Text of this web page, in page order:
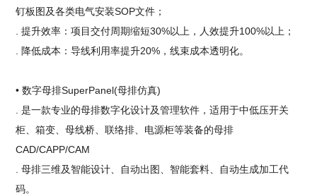
钉板图及各类电气安装SOP文件；
. 提升效率：项目交付周期缩短30%以上，人效提升100%以上；
. 降低成本：导线利用率提升20%，线束成本透明化。
• 数字母排SuperPanel(母排仿真)
. 是一款专业的母排数字化设计及管理软件，适用于中低压开关
柜、箱变、母线桥、联络排、电源柜等装备的母排
CAD/CAPP/CAM
. 母排三维及智能设计、自动出图、智能套料、自动生成加工代
码。